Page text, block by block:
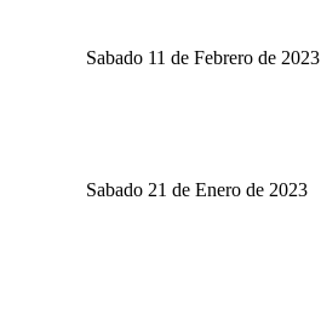
Sabado 11 de Febrero de 2023
Sabado 21 de Enero de 2023